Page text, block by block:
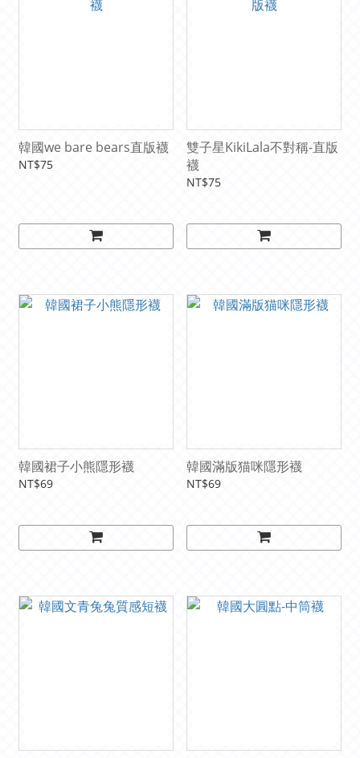
韓國we bare bears直版襪
NT$75
雙子星KikiLala不對稱-直版
襪
NT$75
韓國裙子小熊隱形襪
NT$69
韓國滿版猫咪隱形襪
NT$69